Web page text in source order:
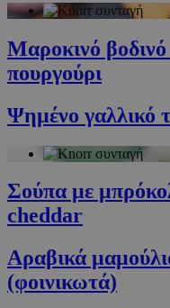
Μαροκινό
πουργούρι
Ψημένο γαλλικό
Σούπα με
cheddar
Αραβικά
(φοινικωτά)
G_ENABLED_IDPS